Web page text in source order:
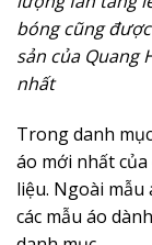
bóng cũng
sản của Quang
nhất
Trong danh
áo mới nhất
liệu. Ngoài mẫu
các mẫu áo